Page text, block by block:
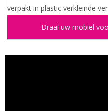
verpakt in plastic verkleinde
Draai uw mobiel